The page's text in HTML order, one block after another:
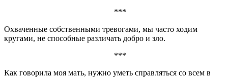
***
Охваченные собственными тревогами, мы часто ходим
кругами, не способные различать добро и зло.
***
Как говорила моя мать, нужно уметь справляться со всем в